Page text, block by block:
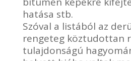
hatása stb.
Szóval a listából az
rengeteg köztudottan
tulajdonságú